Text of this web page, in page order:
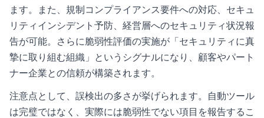
ます。また、規制コンプライアンス要件への対応、セキュ
リティインシデント予防、経営層へのセキュリティ状況報
告が可能。さらに脆弱性評価の実施が「セキュリティに真
摯に取り組む組織」というシグナルになり、顧客やパート
ナー企業との信頼が構築されます。
注意点として、誤検出の多さが挙げられます。自動ツール
は完璧ではなく、実際には脆弱性でない項目を報告するこ